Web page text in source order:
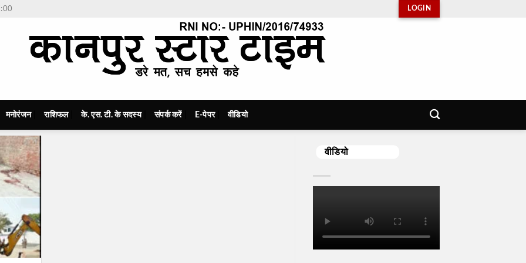
LOGIN
मनोरंजन राशिफल के. एस. टी. के सदस्य संपर्क करें E-पेपर वीडियो
वीडियो